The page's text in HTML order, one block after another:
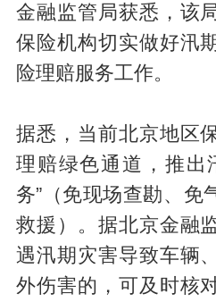
金融监管局获悉，该
保险机构切实做好汛
险理赔服务工作。
据悉，当前北京地区
理赔绿色通道，推出
务”（免现场查勘、免
救援）。据北京金融
遇汛期灾害导致车辆
外伤害的，可及时核